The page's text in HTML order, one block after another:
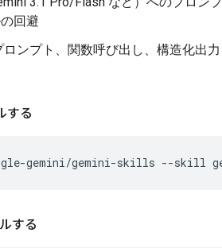
回避
ンプト、関数呼び出し、構造化出
する
gemini/gemini-skills --skill
する